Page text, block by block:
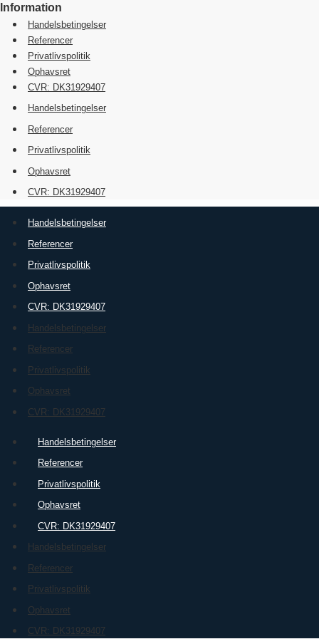
Information
Handelsbetingelser
Referencer
Privatlivspolitik
Ophavsret
CVR: DK31929407
Handelsbetingelser
Referencer
Privatlivspolitik
Ophavsret
CVR: DK31929407
Handelsbetingelser
Referencer
Privatlivspolitik
Ophavsret
CVR: DK31929407
Handelsbetingelser
Referencer
Privatlivspolitik
Ophavsret
CVR: DK31929407
Handelsbetingelser
Referencer
Privatlivspolitik
Ophavsret
CVR: DK31929407
Handelsbetingelser
Referencer
Privatlivspolitik
Ophavsret
CVR: DK31929407